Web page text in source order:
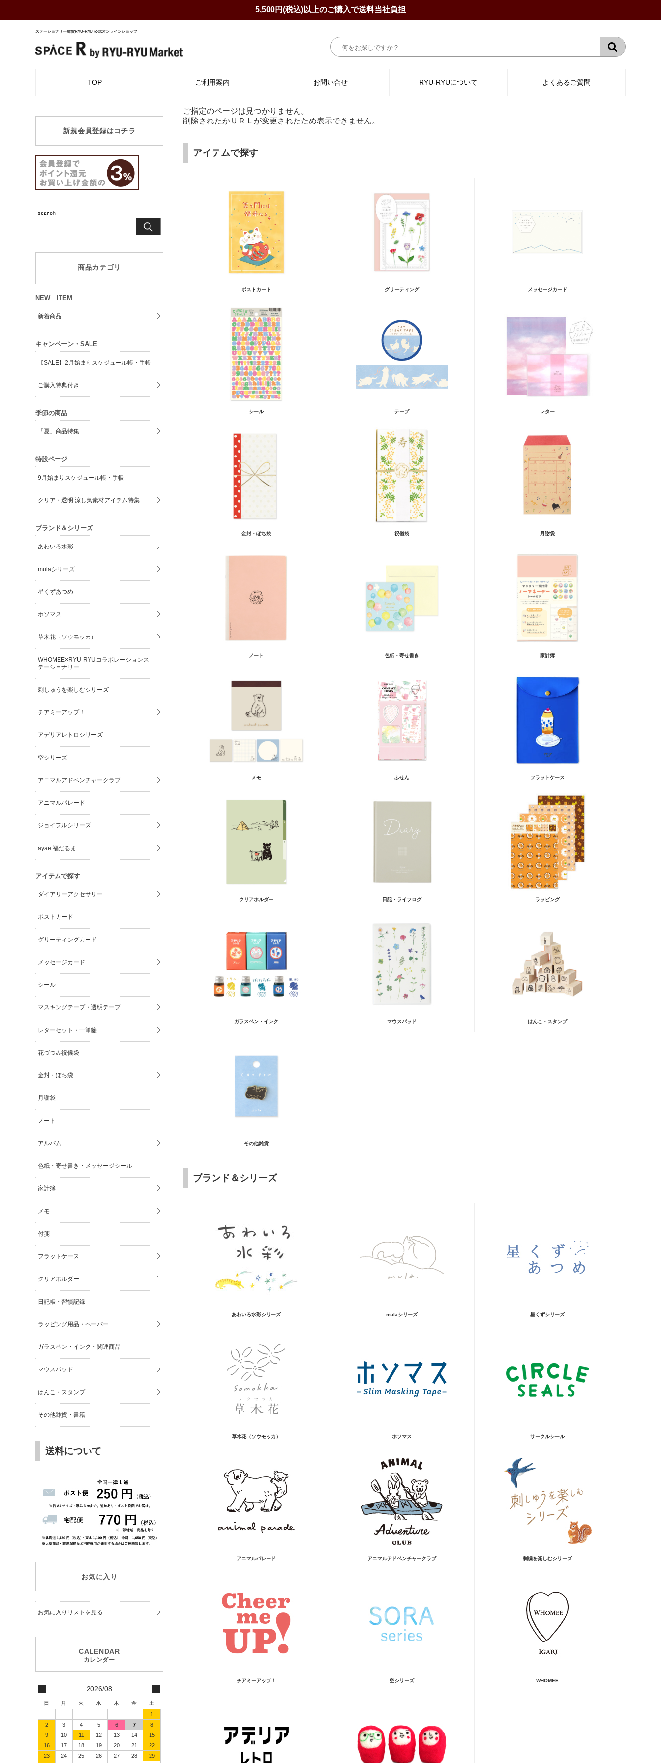
5,500円(税込)以上のご購入で送料当社負担
ステーショナリー雑貨RYU-RYU 公式オンラインショップ
TOP ご利用案内 お問い合せ RYU-RYUについて よくあるご質問
ご指定のページは見つかりません。
削除されたかＵＲＬが変更されたため表示できません。
アイテムで探す
ポストカード グリーティング メッセージカード
シール テープ レター
金封・ぽち袋 祝儀袋 月謝袋
ノート 色紙・寄せ書き 家計簿
メモ ふせん フラットケース
クリアホルダー 日記・ライフログ ラッピング
ガラスペン・インク マウスパッド はんこ・スタンプ
その他雑貨
ブランド＆シリーズ
あわいろ水彩シリーズ mulaシリーズ 星くずシリーズ
草木花（ソウモッカ） ホソマス サークルシール
アニマルパレード アニマルアドベンチャークラブ 刺繍を楽しむシリーズ
チアミーアップ！ 空シリーズ WHOMEE
新規会員登録はコチラ
商品カテゴリ
NEW ITEM
新着商品
キャンペーン・SALE
【SALE】2月始まりスケジュール帳・手帳
ご購入特典付き
季節の商品
「夏」商品特集
特設ページ
9月始まりスケジュール帳・手帳
クリア・透明 涼し気素材アイテム特集
ブランド＆シリーズ
あわいろ水彩
mulaシリーズ
星くずあつめ
ホソマス
草木花（ソウモッカ）
WHOMEE×RYU-RYUコラボレーションス
テーショナリー
刺しゅうを楽しむシリーズ
チアミーアップ！
アデリアレトロシリーズ
空シリーズ
アニマルアドベンチャークラブ
アニマルパレード
ジョイフルシリーズ
ayae 福だるま
アイテムで探す
ダイアリーアクセサリー
ポストカード
グリーティングカード
メッセージカード
シール
マスキングテープ・透明テープ
レターセット・一筆箋
花づつみ祝儀袋
金封・ぽち袋
月謝袋
ノート
アルバム
色紙・寄せ書き・メッセージシール
家計簿
メモ
付箋
フラットケース
クリアホルダー
日記帳・習慣記録
ラッピング用品・ペーパー
ガラスペン・インク・関連商品
マウスパッド
はんこ・スタンプ
その他雑貨・書籍
送料について
お気に入り
お気に入りリストを見る
2026/08
日 月 火 水 木 金
土
1
2
3 4 5 6 7
8
9
10 11 12 13 14
15
16
17 18 19 20 21
22
23
24 25 26 27 28
29